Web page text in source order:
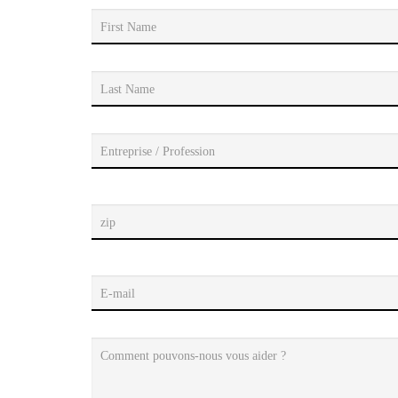
First Name
Last Name
Entreprise / Profession
zip
E-mail
Comment pouvons-nous vous aider ?